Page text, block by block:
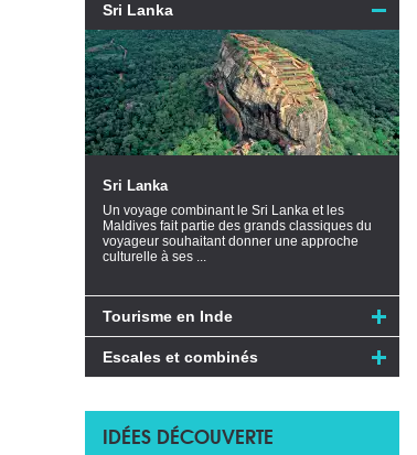
Sri Lanka
Sri Lanka
Un voyage combinant le Sri Lanka et les
Maldives fait partie des grands classiques du
voyageur souhaitant donner une approche
culturelle à ses ...
Tourisme en Inde
Escales et combinés
IDÉES DÉCOUVERTE